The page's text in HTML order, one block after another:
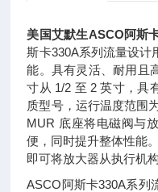
美国艾默生ASCO阿斯
斯卡330A系列流量设计
能。具有灵活、耐用且
寸从 1/2 至 2 英寸，具
质型号，运行温度范围
MUR 底座将电磁阀与
便，同时提升整体性能
即可将放大器从执行机
ASCO阿斯卡330A系列